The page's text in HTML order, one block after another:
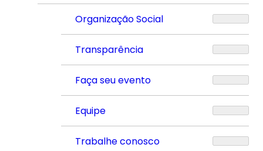
Organização Social
Transparência
Faça seu evento
Equipe
Trabalhe conosco